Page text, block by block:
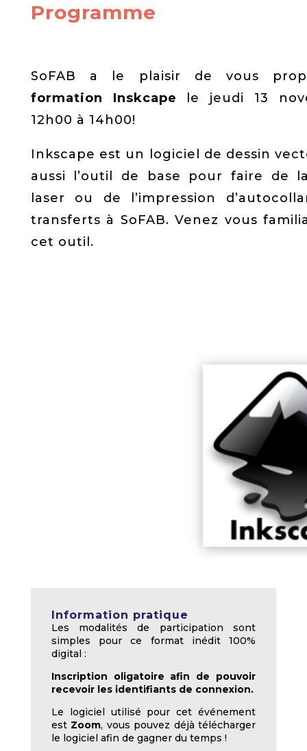
Programme
SoFAB a le plaisir de vous
formation Inskcape le jeudi 13
12h00 à 14h00!
Inkscape est un logiciel de dessin
aussi l’outil de base pour faire de
laser ou de l’impression
transferts à SoFAB. Venez vous
cet outil.
Information pratique
Les modalités de participation sont
simples pour ce format inédit 100%
digital :
Inscription oligatoire afin de pouvoir
recevoir les identifiants de connexion.
Le logiciel utilisé pour cet événement
est Zoom, vous pouvez déjà télécharger
le logiciel afin de gagner du temps !